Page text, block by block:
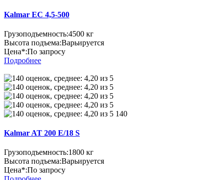
Kalmar EC 4,5-500
Грузоподъемность:4500 кг
Высота подъема:Варьируется
Цена*:По запросу
Подробнее
140
Kalmar AT 200 E/18 S
Грузоподъемность:1800 кг
Высота подъема:Варьируется
Цена*:По запросу